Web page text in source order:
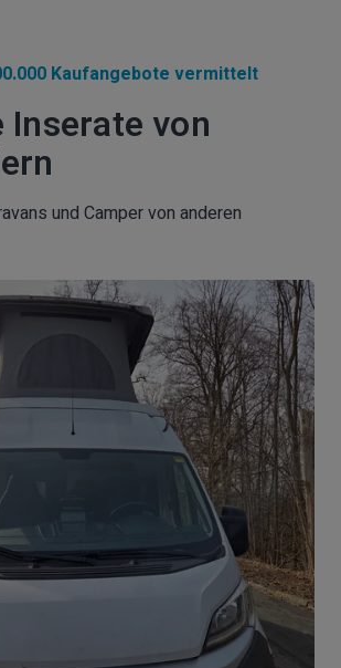
Kaufangebote vermittelt
von
und Camper von anderen